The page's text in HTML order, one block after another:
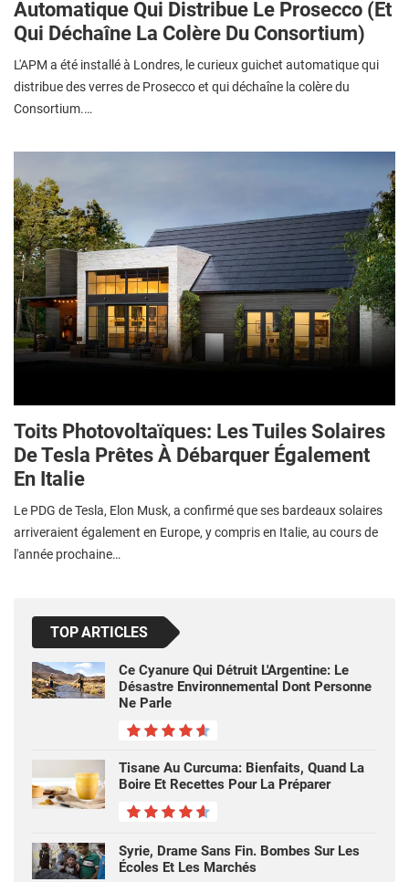
Automatique Qui Distribue Le Prosecco (et
Qui Déchaîne La Colère Du Consortium)
L'APM a été installé à Londres, le curieux guichet automatique qui
distribue des verres de Prosecco et qui déchaîne la colère du
Consortium.…
Toits Photovoltaïques: Les Tuiles Solaires
De Tesla Prêtes À Débarquer Également
En Italie
Le PDG de Tesla, Elon Musk, a confirmé que ses bardeaux solaires
arriveraient également en Europe, y compris en Italie, au cours de
l'année prochaine…
TOP ARTICLES
Ce Cyanure Qui Détruit L'Argentine: Le
Désastre Environnemental Dont Personne
Ne Parle
Tisane Au Curcuma: Bienfaits, Quand La
Boire Et Recettes Pour La Préparer
Syrie, Drame Sans Fin. Bombes Sur Les
Écoles Et Les Marchés